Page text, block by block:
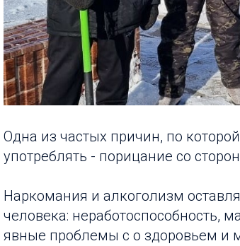
Одна из частых причин, по
употреблять - порицание со
Наркомания и алкоголизм
человека: неработоспособность,
явные проблемы с о здоровьем и